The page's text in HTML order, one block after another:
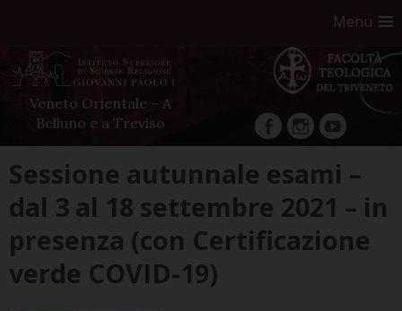
Menu
Veneto Orientale – A
Belluno e a Treviso
facebookInstagram
YouTube
to
content
Sessione autunnale esami –
dal 3 al 18 settembre 2021 – in
presenza (con Certificazione
verde COVID-19)